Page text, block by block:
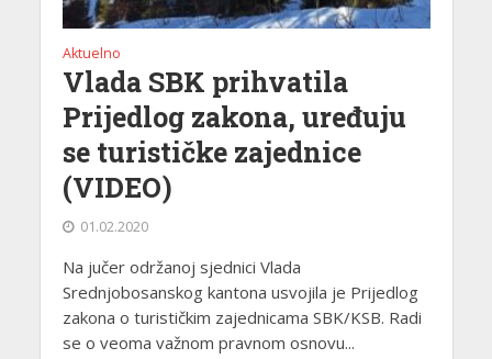
Aktuelno
Vlada SBK prihvatila
Prijedlog zakona, uređuju
se turističke zajednice
(VIDEO)
01.02.2020
Na jučer održanoj sjednici Vlada
Srednjobosanskog kantona usvojila je Prijedlog
zakona o turističkim zajednicama SBK/KSB. Radi
se o veoma važnom pravnom osnovu...